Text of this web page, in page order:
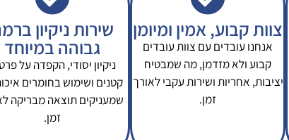
צוות קבוע, אמין ומיומן
אנחנו עובדים עם צוות עובדים
קבוע ולא מזדמן, מה שמבטיח
יציבות, אחריות ושירות עקבי לאורך
זמן.
שירות ניקיון
גבוהה במיוחד
ניקיון יסודי, הקפדה על
קטנים ושימוש בחומרים
שמעניקים תוצאה מבריקה
זמן.